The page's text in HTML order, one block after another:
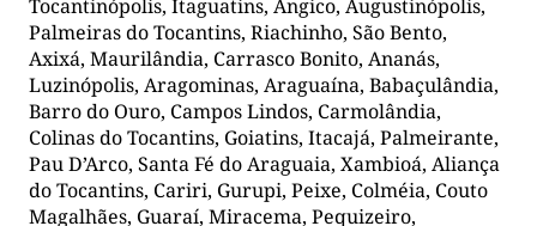
Tocantinópolis, Itaguatins, Angico, Augustinópolis,
Palmeiras do Tocantins, Riachinho, São Bento,
Axixá, Maurilândia, Carrasco Bonito, Ananás,
Luzinópolis, Aragominas, Araguaína, Babaçulândia,
Barro do Ouro, Campos Lindos, Carmolândia,
Colinas do Tocantins, Goiatins, Itacajá, Palmeirante,
Pau D’Arco, Santa Fé do Araguaia, Xambioá, Aliança
do Tocantins, Cariri, Gurupi, Peixe, Colméia, Couto
Magalhães, Guaraí, Miracema, Pequizeiro,